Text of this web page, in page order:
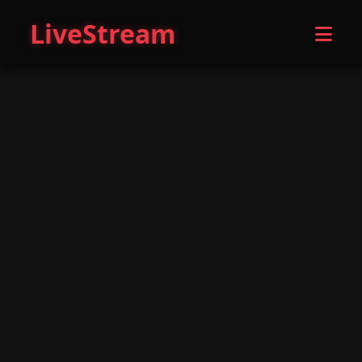
LiveStream